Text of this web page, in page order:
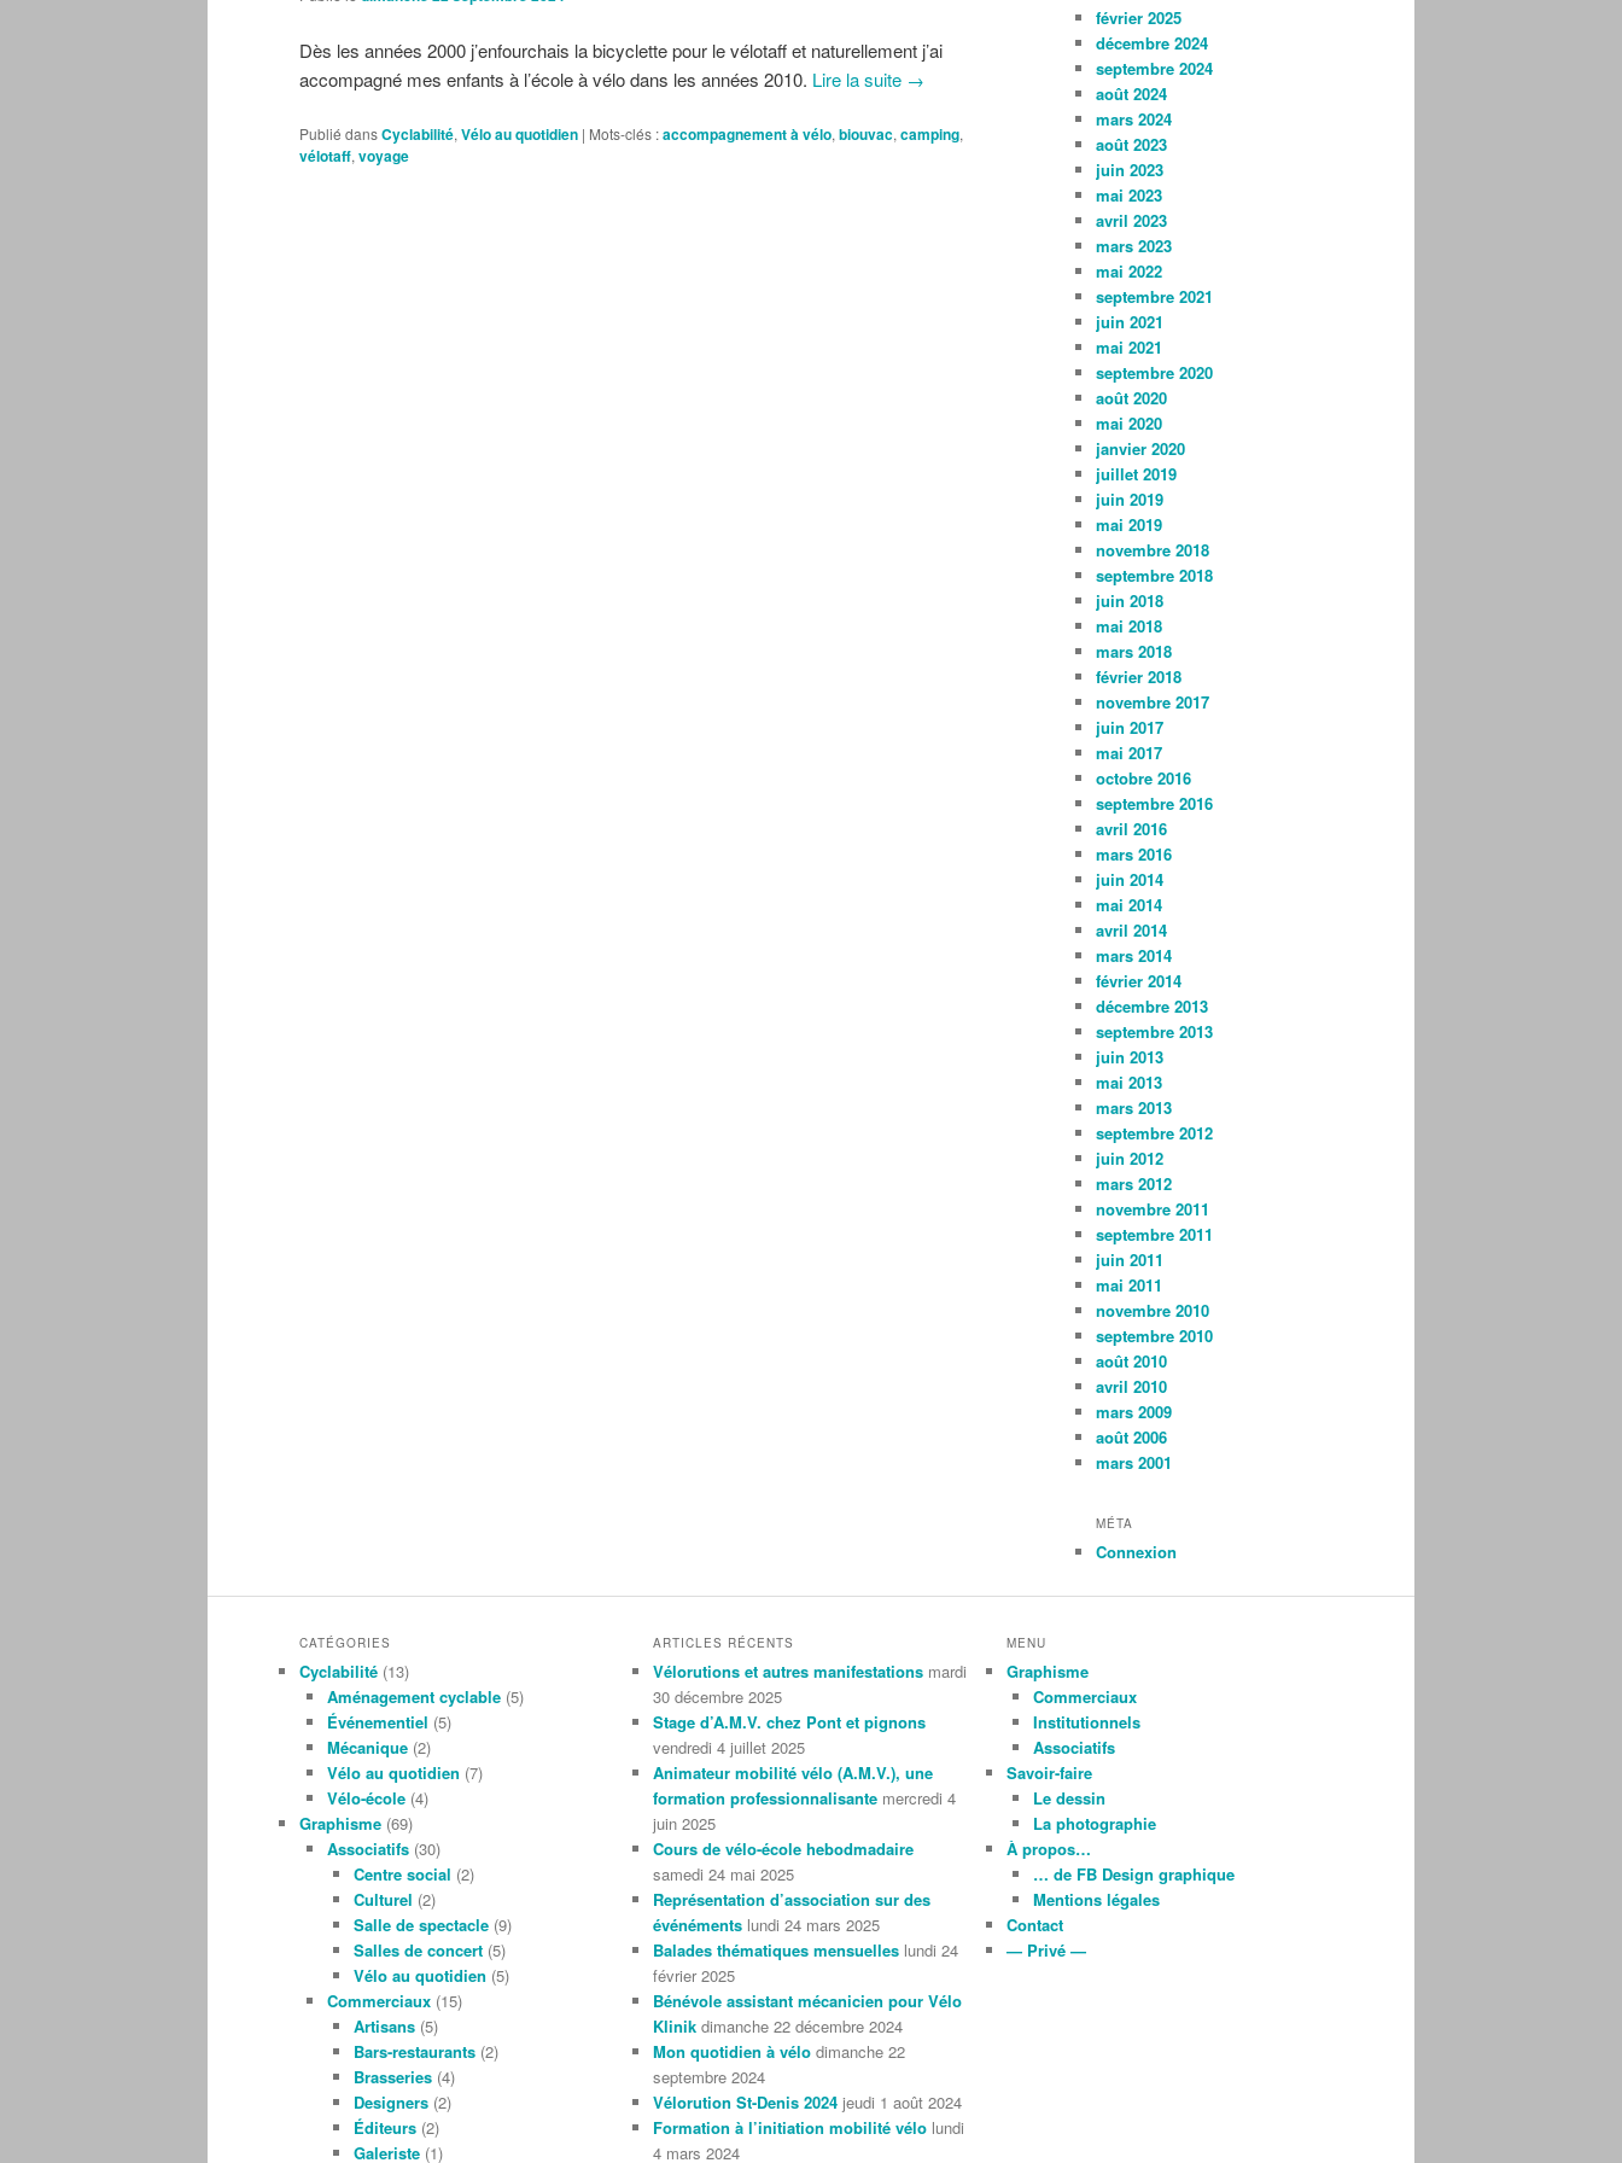
Dès les années 2000 j’enfourchais la bicyclette pour le vélotaff et naturellement j’ai
accompagné mes enfants à l’école à vélo dans les années 2010. Lire la suite →
Publié dansCyclabilité, Vélo au quotidien | Mots-clés :accompagnement à vélo, biouvac, camping,
vélotaff, voyage
février 2025
décembre 2024
septembre 2024
août 2024
mars 2024
août 2023
juin 2023
mai 2023
avril 2023
mars 2023
mai 2022
septembre 2021
juin 2021
mai 2021
septembre 2020
août 2020
mai 2020
janvier 2020
juillet 2019
juin 2019
mai 2019
novembre 2018
septembre 2018
juin 2018
mai 2018
mars 2018
février 2018
novembre 2017
juin 2017
mai 2017
octobre 2016
septembre 2016
avril 2016
mars 2016
juin 2014
mai 2014
avril 2014
mars 2014
février 2014
décembre 2013
septembre 2013
juin 2013
mai 2013
mars 2013
septembre 2012
juin 2012
mars 2012
novembre 2011
septembre 2011
juin 2011
mai 2011
novembre 2010
septembre 2010
août 2010
avril 2010
mars 2009
août 2006
mars 2001
MÉTA
Connexion
CATÉGORIES
Cyclabilité (13)
Aménagement cyclable(5)
Événementiel (5)
Mécanique(2)
Vélo au quotidien (7)
Vélo-école(4)
Graphisme (69)
Associatifs(30)
Centre social (2)
Culturel (2)
Salle de spectacle (9)
Salles de concert (5)
Vélo au quotidien (5)
Commerciaux(15)
Artisans (5)
Bars-restaurants (2)
Brasseries (4)
Designers (2)
Éditeurs (2)
Galeriste (1)
ARTICLES RÉCENTS
Vélorutions et autres manifestations mardi
30 décembre 2025
Stage d’A.M.V. chez Pont et pignons
vendredi 4 juillet 2025
Animateur mobilité vélo (A.M.V.), une
formation professionnalisante mercredi 4
juin 2025
Cours de vélo-école hebodmadaire
samedi 24 mai 2025
Représentation d’association sur des
événéments lundi 24 mars 2025
Balades thématiques mensuelles lundi 24
février 2025
Bénévole assistant mécanicien pour Vélo
Klinik dimanche 22 décembre 2024
Mon quotidien à vélo dimanche 22
septembre 2024
Vélorution St-Denis 2024 jeudi 1 août 2024
Formation à l’initiation mobilité vélo lundi
4 mars 2024
MENU
Graphisme
Commerciaux
Institutionnels
Associatifs
Savoir-faire
Le dessin
La photographie
À propos…
… de FB Design graphique
Mentions légales
Contact
— Privé —